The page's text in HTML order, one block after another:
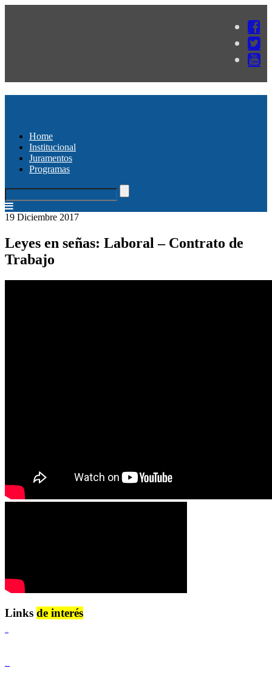
Home
Institucional
Juramentos
Programas
19 Diciembre 2017
Leyes en señas: Laboral – Contrato de
Trabajo
Links de interés